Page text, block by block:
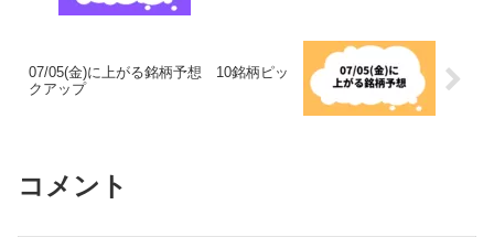
07/05(金)に上がる銘柄予想 10銘柄ピッ
クアップ
コメント